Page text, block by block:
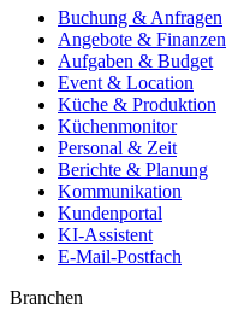
Buchung & Anfragen
Angebote & Finanzen
Aufgaben & Budget
Event & Location
Küche & Produktion
Küchenmonitor
Personal & Zeit
Berichte & Planung
Kommunikation
Kundenportal
KI-Assistent
E-Mail-Postfach
Branchen